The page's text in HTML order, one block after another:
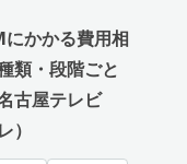
にかかる費用相
類・段階ごと
古屋テレビ
）